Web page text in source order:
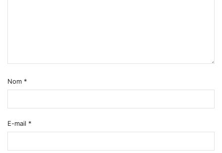
Nom *
E-mail *